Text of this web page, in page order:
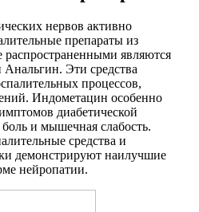
нервов активно
препараты из
являются
Эти средства
процессов,
Индометацин особенно
диабетической
и мышечная слабость.
средства и
демонстрируют наилучшие
нейропатии.